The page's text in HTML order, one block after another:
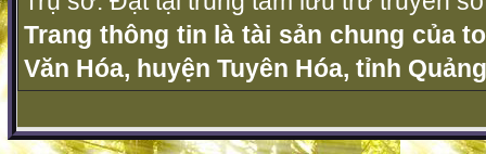
Trang thông tin là tài sản chung của
Văn Hóa, huyện Tuyên Hóa, tỉnh